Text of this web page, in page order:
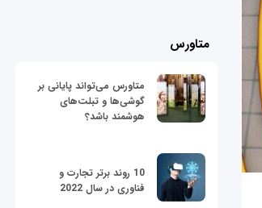
متاورس
متاورس می‌تواند پایانی بر
گوشی‌ها و تبلت‌های
هوشمند باشد؟
10 روند برتر تجارت و
فناوری در سال 2022